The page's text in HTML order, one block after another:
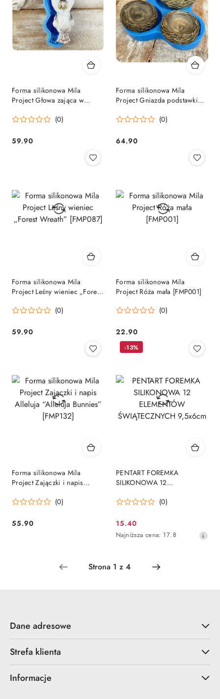
Forma silikonowa Mila
Project Głowa zająca w
(0)
Cena:
59.90
Forma silikonowa Mila
Project Gniazda podstawki
(0)
Cena:
64.90
Forma silikonowa Mila
Project Leśny wieniec „Forest
(0)
Cena:
59.90
Forma silikonowa Mila
Project Róża mała [FMP001]
(0)
Cena:
22.90
Forma silikonowa Mila
Project Zajączki i napis
[FMP132]
(0)
Cena:
55.90
PENTART FOREMKA
SILIKONOWA 12
ŚWIĄTECZNYCH 9,5x6cm
(0)
Cena
promocyjna:
15.40
Najniższa
dni
Najniższa cena: 17.8
-13%
Dane adresowe
Strefa klienta
Informacje